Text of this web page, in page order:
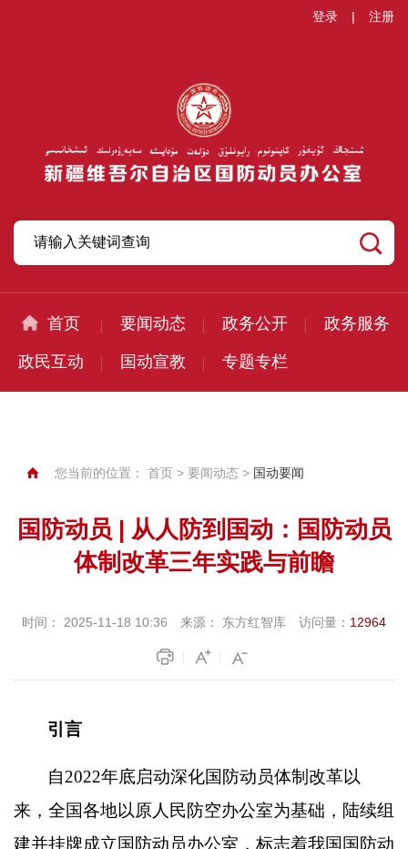
登录 | 注册
首页 要闻动态 政务公开 政务服务
政民互动 国动宣教 专题专栏
您当前的位置： 首页 > 要闻动态 > 国动要闻
国防动员 | 从人防到国动：国防动员
体制改革三年实践与前瞻
时间： 2025-11-18 10:36 来源： 东方红智库 访问量： 12964
引言
自2022年底启动深化国防动员体制改革以
来，全国各地以原人民防空办公室为基础，陆续组
建并挂牌成立国防动员办公室，标志着我国国防动